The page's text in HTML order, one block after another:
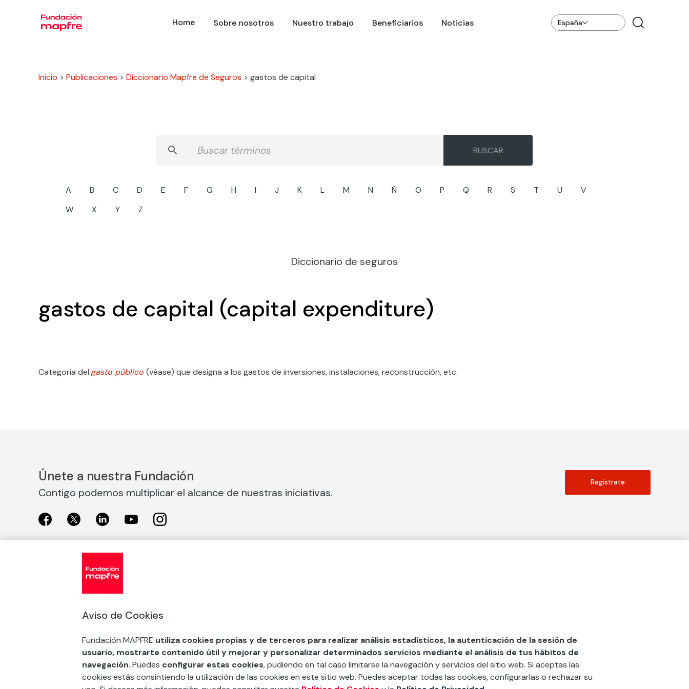
Home Sobre nosotros Nuestro trabajo Beneficiarios Noticias España
Inicio > Publicaciones > Diccionario Mapfre de Seguros > gastos de capital
A B C D E F G H I J K L M N Ñ O P Q R S T U
V
W
X Y Z
Diccionario de seguros
gastos de capital (capital expenditure)
Categoría del gasto público (véase) que designa a los gastos de inversiones, instalaciones, reconstrucción, etc.
Únete a nuestra Fundación
Contigo podemos multiplicar el alcance de nuestras iniciativas.
Regístrate
Exposiciones en Madrid
Exposiciones en Barcelona
COMPRAR ENTRADA
Premios y ayudas
FSE+
Nuestros Podcast
Sistema Interno de Información
Centro de Documentación
Red Ibérica Fundación Mapfre
Aviso de Cookies
Fundación MAPFRE utiliza cookies propias y de terceros para realizar análisis estadísticos, la autenticación de la sesión de
usuario, mostrarte contenido útil y mejorar y personalizar determinados servicios mediante el análisis de tus hábitos de
navegación. Puedes configurar estas cookies, pudiendo en tal caso limitarse la navegación y servicios del sitio web. Si aceptas las
cookies estás consintiendo la utilización de las cookies en este sitio web. Puedes aceptar todas las cookies, configurarlas o rechazar su